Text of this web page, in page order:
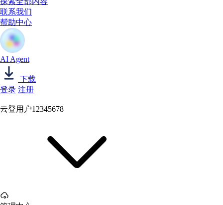
联系我们
帮助中心
AI Agent
下载
登录 注册
云登用户12345678